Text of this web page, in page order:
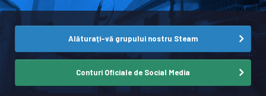
Alăturați-vă grupului nostru Steam
Conturi Oficiale de Social Media